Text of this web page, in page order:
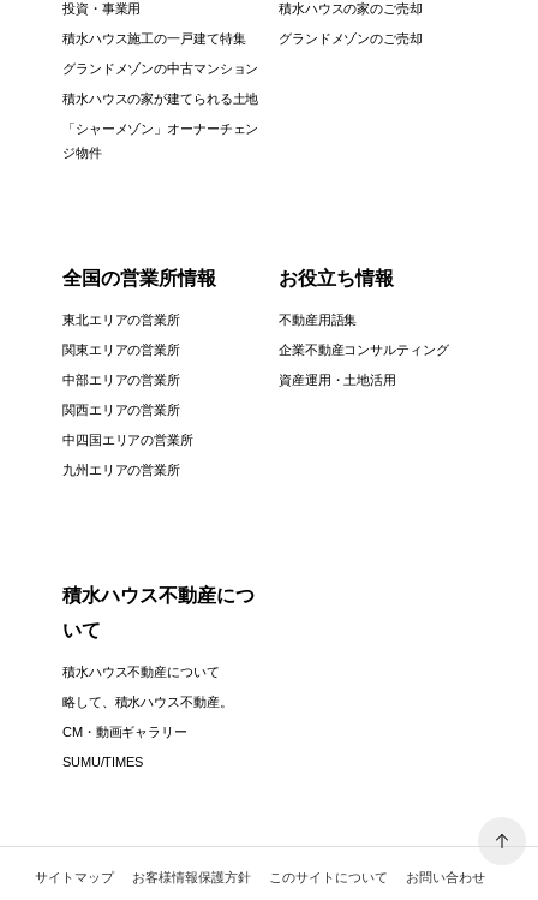
投資・事業用
積水ハウス施工の一戸建て特集
グランドメゾンの中古マンション
積水ハウスの家が建てられる土地
「シャーメゾン」オーナーチェン
ジ物件
積水ハウスの家のご売却
グランドメゾンのご売却
全国の営業所情報
東北エリアの営業所
関東エリアの営業所
中部エリアの営業所
関西エリアの営業所
中四国エリアの営業所
九州エリアの営業所
お役立ち情報
不動産用語集
企業不動産コンサルティング
資産運用・土地活用
積水ハウス不動産につ
いて
積水ハウス不動産について
略して、積水ハウス不動産。
CM・動画ギャラリー
SUMU/TIMES
サイトマップ お客様情報保護方針 このサイトについて お問い合わせ